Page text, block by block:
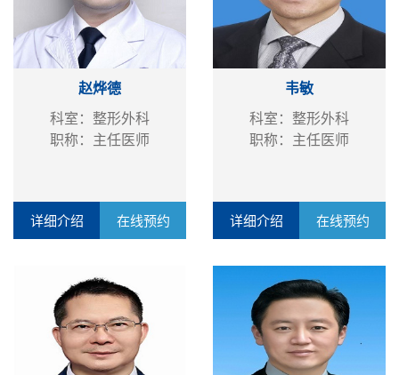
赵烨德
科室：整形外科
职称：主任医师
详细介绍 在线预约
韦敏
科室：整形外科
职称：主任医师
详细介绍 在线预约